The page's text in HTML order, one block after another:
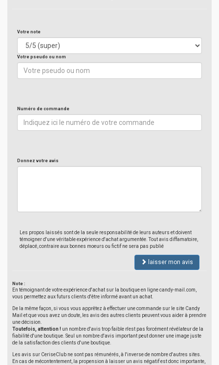
Votre note
Votre pseudo ou nom
Numéro de commande
Donnez votre avis
Les propos laissés sont de la seule responsabilité de leurs auteurs et doivent
témoigner d'une véritable expérience d'achat argumentée. Tout avis diffamatoire,
déplacé, contraire aux bonnes moeurs ou fictif ne sera pas publié
laisser mon avis
Note :
En témoignant de votre expérience d'achat sur la boutique en ligne candy-mail.com,
vous permettez aux futurs clients d'être informé avant un achat.
De la même façon, si vous vous apprêtez à effectuer une commande sur le site Candy
Mail et que vous avez un doute, les avis des autres clients peuvent vous aider à prendre
une décision.
Toutefois, attention ! un nombre d'avis trop faible n'est pas forcément révélateur de la
fiabilité d'une boutique. Seul un nombre d'avis important peut donner une image juste
de la satisfaction des clients d'une boutique.
Les avis sur CeriseClub ne sont pas rémunérés, à l'inverse de nombre d'autres sites.
En cas de mécontentement, la propension à laisser un avis négatif est donc importante,